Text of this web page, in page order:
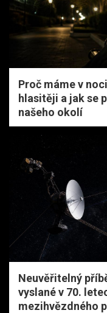
Proč máme v
hlasitěji a jak se
našeho okolí
Neuvěřitelný
vyslané v 70.
mezihvězdného